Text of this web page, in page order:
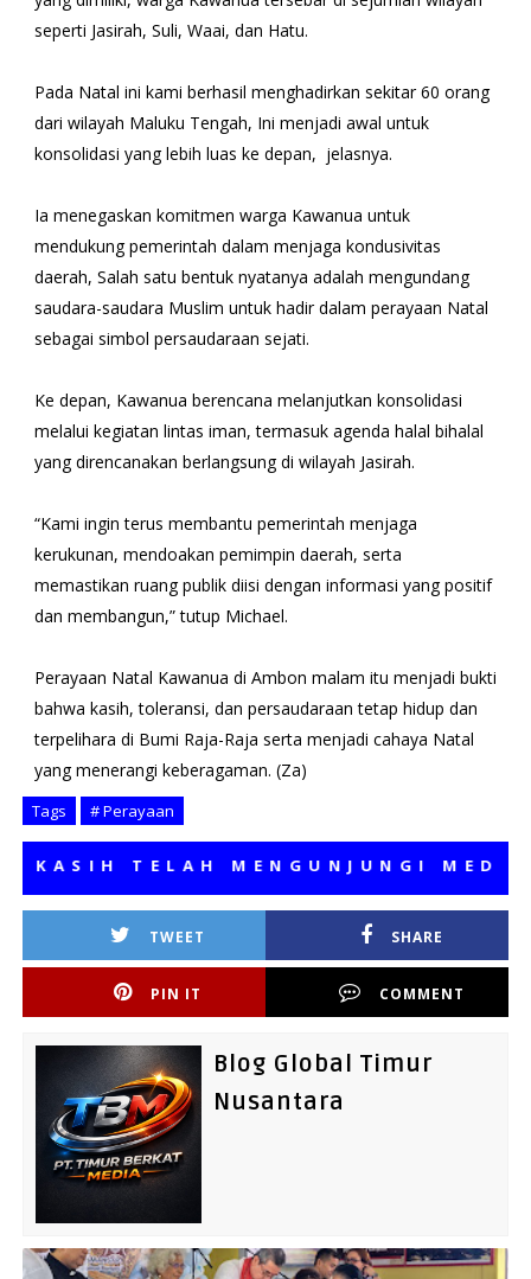
seperti Jasirah, Suli, Waai, dan Hatu.
Pada Natal ini kami berhasil menghadirkan sekitar 60 orang
dari wilayah Maluku Tengah, Ini menjadi awal untuk
konsolidasi yang lebih luas ke depan, jelasnya.
Ia menegaskan komitmen warga Kawanua untuk
mendukung pemerintah dalam menjaga kondusivitas
daerah, Salah satu bentuk nyatanya adalah mengundang
saudara-saudara Muslim untuk hadir dalam perayaan Natal
sebagai simbol persaudaraan sejati.
Ke depan, Kawanua berencana melanjutkan konsolidasi
melalui kegiatan lintas iman, termasuk agenda halal bihalal
yang direncanakan berlangsung di wilayah Jasirah.
“Kami ingin terus membantu pemerintah menjaga
kerukunan, mendoakan pemimpin daerah, serta
memastikan ruang publik diisi dengan informasi yang positif
dan membangun,” tutup Michael.
Perayaan Natal Kawanua di Ambon malam itu menjadi bukti
bahwa kasih, toleransi, dan persaudaraan tetap hidup dan
terpelihara di Bumi Raja-Raja serta menjadi cahaya Natal
yang menerangi keberagaman. (Za)
Tags # Perayaan
TELAH MENGUNJUNGI MEDIA
TWEET SHARE
PIN IT COMMENT
Blog Global Timur
Nusantara